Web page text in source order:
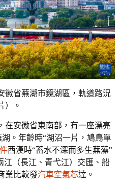
徽省蕪湖市鏡湖區，軌道路況
）。
在安徽省東南部，有一座漂亮
。年齡時“湖沼一片，鳩鳥單
西漢時“蓄水不深而多生蕪藻”
江（長江、青弋江）交匯、船
業比較發汽車空氣芯達。